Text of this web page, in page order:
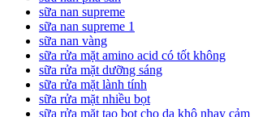
sữa nan supreme
sữa nan supreme 1
sữa nan vàng
sữa rửa mặt amino acid có tốt không
sữa rửa mặt dưỡng sáng
sữa rửa mặt lành tính
sữa rửa mặt nhiều bọt
sữa rửa mặt tạo bọt cho da khô nhạy cảm